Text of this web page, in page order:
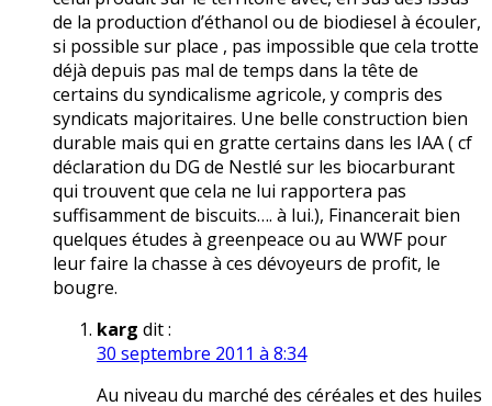
de la production d’éthanol ou de biodiesel à écouler,
si possible sur place , pas impossible que cela trotte
déjà depuis pas mal de temps dans la tête de
certains du syndicalisme agricole, y compris des
syndicats majoritaires. Une belle construction bien
durable mais qui en gratte certains dans les IAA ( cf
déclaration du DG de Nestlé sur les biocarburant
qui trouvent que cela ne lui rapportera pas
suffisamment de biscuits…. à lui.), Financerait bien
quelques études à greenpeace ou au WWF pour
leur faire la chasse à ces dévoyeurs de profit, le
bougre.
karg dit :
30 septembre 2011 à 8:34
Au niveau du marché des céréales et des huiles